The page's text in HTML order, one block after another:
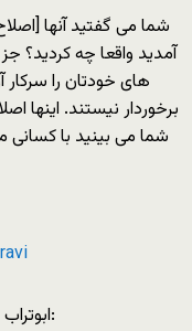
شما می گفتید آنها
آمدید واقعا چه کردید؟
های خودتان را
برخوردار نیستند. اینها
شما می بینید با
ابوتراب خسروی (داستان نویس):